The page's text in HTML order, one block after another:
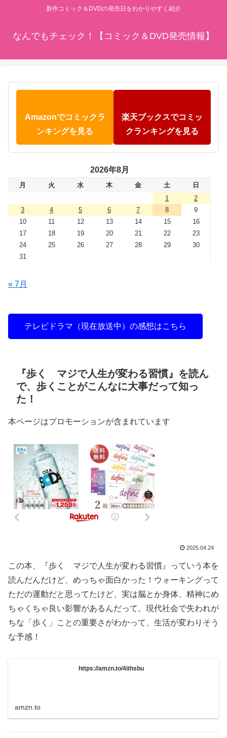
新作コミック＆DVDの発売日をわかりやすく紹介
なんでもチェック！【コミック＆DVD発売情報】
Amazonでコミックラ
ンキングを見る
楽天ブックスでコミッ
クランキングを見る
2026年8月
月 火 水 木 金 土
日
1
2
3
4 5 6 7 8
9
10
11 12 13 14 15
16
17
18 19 20 21 22
23
24
25 26 27 28 29
30
31
« 7月
テレビドラマ（現在放送中）の感想はこちら
『歩く マジで人生が変わる習慣』を読ん
で、歩くことがこんなに大事だって知っ
た！
本ページはプロモーションが含まれています
2025.04.24
この本、『歩く マジで人生が変わる習慣』っていう本を
読んだんだけど、めっちゃ面白かった！ウォーキングって
ただの運動だと思ってたけど、実は脳とか身体、精神にめ
ちゃくちゃ良い影響があるんだって。現代社会で失われが
ちな「歩く」ことの重要さがわかって、生活が変わりそう
な予感！
https://amzn.to/4ithsbu
amzn.to